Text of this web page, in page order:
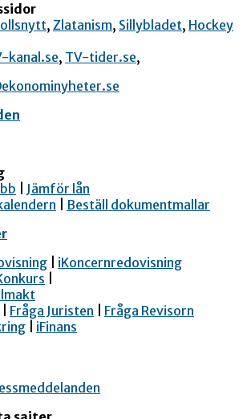
, Zlatanism, Sillybladet, Hockey
kanal.se, TV-tider.se,
Jämför lån
Beställ dokumentmallar
iKoncernredovisning
Fråga Juristen
Fråga Revisorn
iFinans